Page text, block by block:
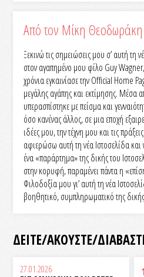
Από τον Μίκη
Ξεκινώ τις σημειώσεις μου σ’ αυτή τη
στον αγαπημένο μου φίλο Guy
χρόνια εγκαινίασε την Official Home
μεγάλης αγάπης και εκτίμησης. Μέσα
υπερασπίστηκε με πείσμα και
όσο κανένας άλλος, σε μια εποχή
ιδέες μου, την τέχνη μου και τις
αφιερώσω αυτή τη νέα Ιστοσελίδα
ένα «παράρτημα» της δικής του
στην κορυφή, παραμένει πάντα η
Φιλοδοξία μου γι’ αυτή τη νέα
βοηθητικό, συμπληρωματικό της
ΔΕΙΤΕ/ΑΚΟΥΣΤΕ/
27.01.2026